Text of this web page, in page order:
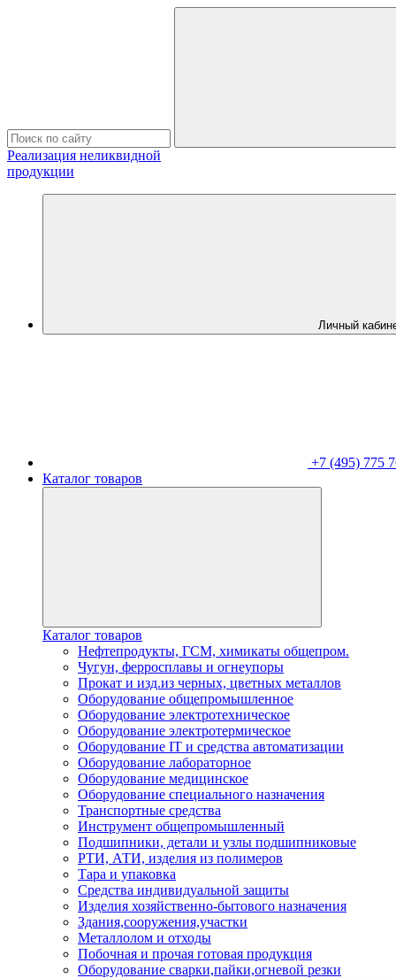
Реализация неликвидной
продукции
Личный
+7 (495) 775
Каталог товаров
Каталог товаров
Нефтепродукты, ГСМ, химикаты общепром.
Чугун, ферросплавы и огнеупоры
Прокат и изд.из черных, цветных металлов
Оборудование общепромышленное
Оборудование электротехническое
Оборудование электротермическое
Оборудование IT и средства автоматизации
Оборудование лабораторное
Оборудование медицинское
Оборудование специального назначения
Транспортные средства
Инструмент общепромышленный
Подшипники, детали и узлы подшипниковые
РТИ, АТИ, изделия из полимеров
Тара и упаковка
Средства индивидуальной защиты
Изделия хозяйственно-бытового назначения
Здания,сооружения,участки
Металлолом и отходы
Побочная и прочая готовая продукция
Оборудование сварки,пайки,огневой резки